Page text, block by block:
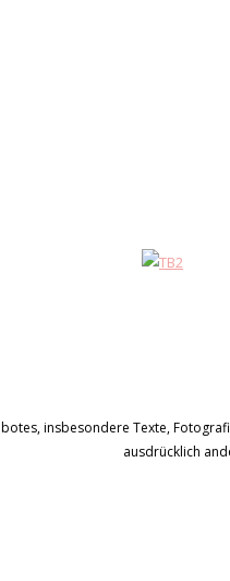
insbesondere Texte,
ausdrücklich